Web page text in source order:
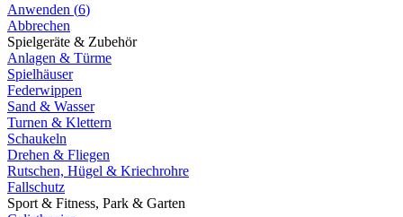
Anwenden (6)
Abbrechen
Spielgeräte & Zubehör
Anlagen & Türme
Spielhäuser
Federwippen
Sand & Wasser
Turnen & Klettern
Schaukeln
Drehen & Fliegen
Rutschen, Hügel & Kriechrohre
Fallschutz
Sport & Fitness, Park & Garten